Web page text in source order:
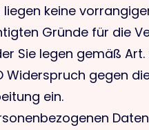
liegen keine
Gründe für die
Sie legen gemäß Art.
Widerspruch gegen
ein.